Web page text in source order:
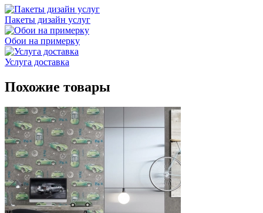
Пакеты дизайн услуг
Обои на примерку
Услуга доставка
Похожие товары